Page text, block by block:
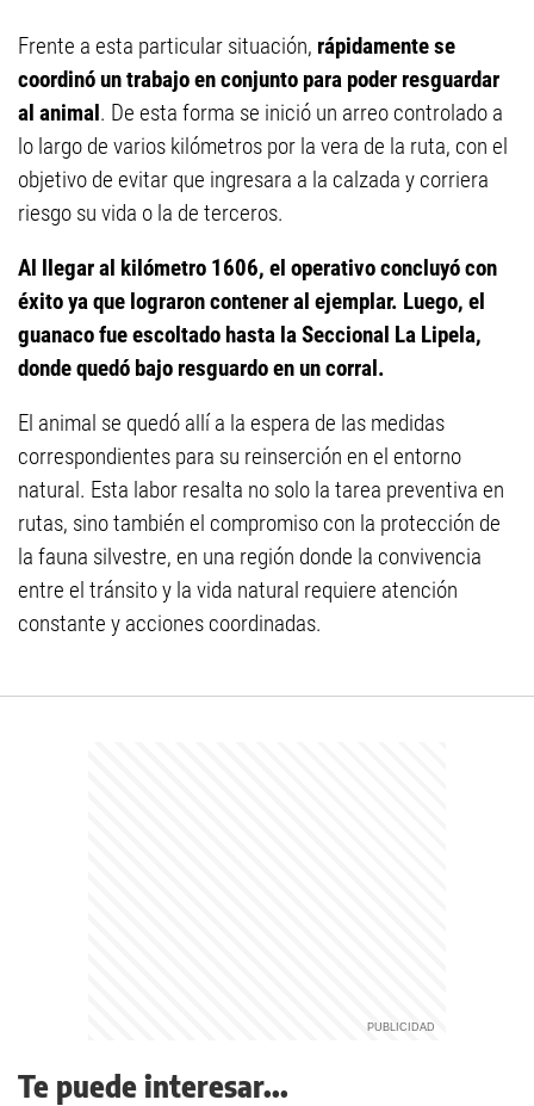
Frente a esta particular situación, rápidamente se
coordinó un trabajo en conjunto para poder resguardar
al animal. De esta forma se inició un arreo controlado a
lo largo de varios kilómetros por la vera de la ruta, con el
objetivo de evitar que ingresara a la calzada y corriera
riesgo su vida o la de terceros.
Al llegar al kilómetro 1606, el operativo concluyó con
éxito ya que lograron contener al ejemplar. Luego, el
guanaco fue escoltado hasta la Seccional La Lipela,
donde quedó bajo resguardo en un corral.
El animal se quedó allí a la espera de las medidas
correspondientes para su reinserción en el entorno
natural. Esta labor resalta no solo la tarea preventiva en
rutas, sino también el compromiso con la protección de
la fauna silvestre, en una región donde la convivencia
entre el tránsito y la vida natural requiere atención
constante y acciones coordinadas.
Te puede interesar...